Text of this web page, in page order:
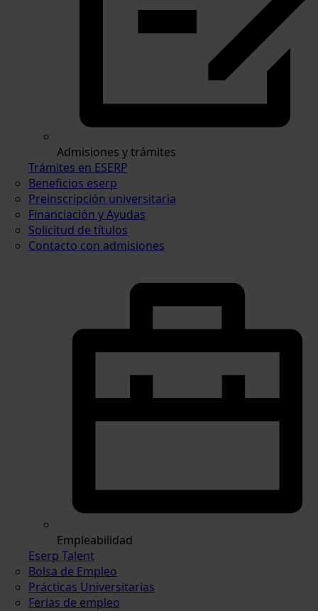
Admisiones y trámites
Trámites en ESERP
Beneficios eserp
Preinscripción universitaria
Financiación y Ayudas
Solicitud de títulos
Contacto con admisiones
Empleabilidad
Eserp Talent
Bolsa de Empleo
Prácticas Universitarias
Ferias de empleo